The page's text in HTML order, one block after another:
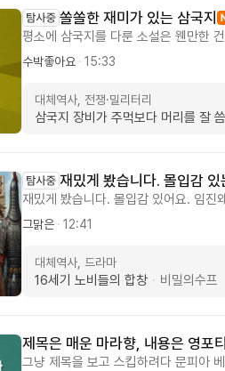
쏠쏠한 재미가 있는 삼국지
평소에 삼국지를 다룬 소설은 웬만한
은근히 계속 읽게 되는 재미가 있네요
정인데 신기하게도 이게 뻔한 전개를
행됩니다. 덕분에 읽으면서 몰입하기
다.
수박좋아요 · 15:33
대체역사, 전쟁·밀리터리
삼국지 장비가 주먹보다 머리를 잘 씀
재밌게 봤습니다. 몰입감
재밌게 봤습니다. 몰입감 있어요. 임진
한 시각을 잘살렸다고 생각합니다. 한
기에는 편했습니다. 이야기 과정에서
인간다운 삶을 고민하는 점이 인상적
그맑은 · 12:41
대체역사, 드라마
16세기 노비들의 합창 · 비밀의수프
제목은 매운 마라향, 내용은 영포
그냥 제목을 보고 스킵하려다 문피아